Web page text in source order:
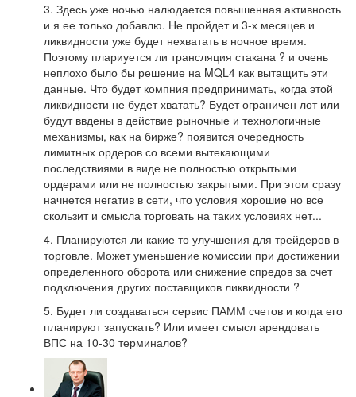
3. Здесь уже ночью налюдается повышенная активность
и я ее только добавлю. Не пройдет и 3-х месяцев и
ликвидности уже будет нехватать в ночное время.
Поэтому плариуется ли трансляция стакана ? и очень
неплохо было бы решение на MQL4 как вытащить эти
данные. Что будет компния предпринимать, когда этой
ликвидности не будет хватать? Будет ограничен лот или
будут ввдены в действие рыночные и технологичные
механизмы, как на бирже? появится очередность
лимитных ордеров со всеми вытекающими
последствиями в виде не полностью открытыми
ордерами или не полностью закрытыми. При этом сразу
начнется негатив в сети, что условия хорошие но все
скользит и смысла торговать на таких условиях нет...
4. Планируются ли какие то улучшения для трейдеров в
торговле. Может уменьшение комиссии при достижении
определенного оборота или снижение спредов за счет
подключения других поставщиков ликвидности ?
5. Будет ли создаваться сервис ПАММ счетов и когда его
планируют запускать? Или имеет смысл арендовать
ВПС на 10-30 терминалов?